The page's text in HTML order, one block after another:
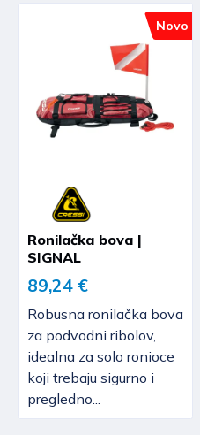
Novo
Ronilačka bova |
SIGNAL
89,24 €
Robusna ronilačka bova
za podvodni ribolov,
idealna za solo ronioce
koji trebaju sigurno i
pregledno...